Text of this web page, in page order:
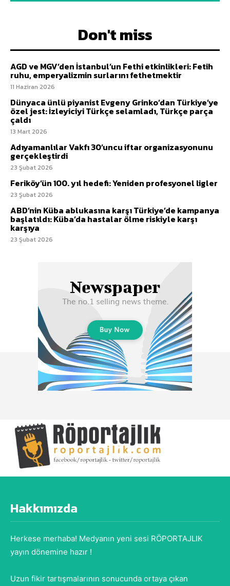
Don't miss
AGD ve MGV’den İstanbul’un Fethi etkinlikleri: Fetih
ruhu, emperyalizmin surlarını fethetmektir
11 Haziran 2026
Dünyaca ünlü piyanist Evgeny Grinko’dan Türkiye’ye
özel jest: İzleyiciyi Türkçe selamladı, Türkçe parça
çaldı
13 Mart 2026
Adıyamanlılar Vakfı 30’uncu iftar organizasyonunu
gerçekleştirdi
23 Şubat 2026
Feriköy’ün 100. yıl hedefi: Yeniden profesyonel ligler
23 Şubat 2026
ABD’nin Küba ablukasına karşı Türkiye’de kampanya
başlatıldı: Küba’da hastalar ölme riskiyle karşı
karşıya
23 Şubat 2026
Hakkımızda
Herkese merhaba! Medyanın yeni sesi RÖPORTAJLIK
yayın dönemine hazır !
Uzun fikir tartışmalarının sonucunda ortaya çıkan